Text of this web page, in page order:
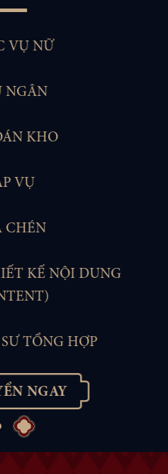
VỤ NỮ
NGÂN
KHO
VỤ
CHÉN
KẾ NỘI DUNG
TỔNG HỢP
NGAY